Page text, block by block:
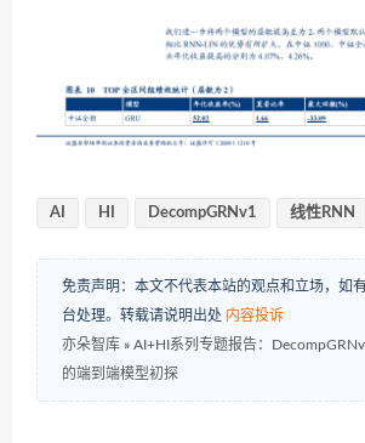
AI HI DecompGRNv1 线性RNN
免责声明：本文不代表本站的观点和立场，如
台处理。转载请说明出处 内容投诉
亦朵智库 » AI+HI系列专题报告：
的端到端模型初探